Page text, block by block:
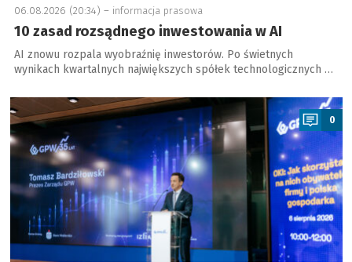
06.08.2026 (20:34) – informacja prasowa
10 zasad rozsądnego inwestowania w AI
AI znowu rozpala wyobraźnię inwestorów. Po świetnych
wynikach kwartalnych największych spółek technologicznych …
a
0